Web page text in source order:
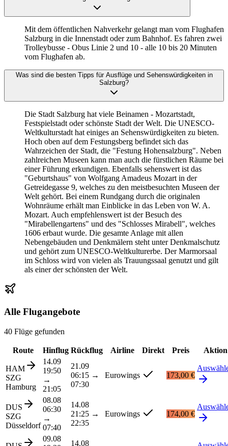
Mit dem öffentlichen Nahverkehr gelangt man vom Flughafen
Salzburg in die Innenstadt oder zum Bahnhof. Es fahren zwei
Trolleybusse - Obus Linie 2 und 10 - alle 10 bis 20 Minuten
vom Flughafen ab.
Was sind die besten Tipps für Ausflüge und Sehenswürdigkeiten in
Salzburg?
Die Stadt Salzburg hat viele Beinamen - Mozartstadt,
Festspielstadt oder schönste Stadt der Welt. Die UNESCO-
Weltkulturstadt hat einiges an Sehenswürdigkeiten zu bieten.
Hoch oben auf dem Festungsberg befindet sich das
Wahrzeichen der Stadt, die "Festung Hohensalzburg". Neben
zahlreichen Museen kann man auch die fürstlichen Räume bei
einer Führung erkundigen. Ebenfalls sehenswert ist das
"Geburtshaus" von Wolfgang Amadeus Mozart in der
Getreidegasse 9, welches zu den meistbesuchten Museen der
Welt gehört. Bei einem Rundgang durch die originalen
Wohnräume erhält man Einblicke in das Leben von W. A.
Mozart. Auch empfehlenswert ist der Besuch des
"Mirabellengartens" und des "Schlosses Mirabell", welches
1606 erbaut wurde. Die gesamte Anlage mit allen
Nebengebäuden und Denkmälern steht unter Denkmalschutz
und gehört zum UNESCO-Weltkulturerbe. Der Marmorsaal
im Schloss wird von vielen als Trauungssaal genutzt und gilt
als einer der schönsten der Welt.
Alle Flugangebote
40 Flüge gefunden
Route Hinflug Rückflug Airline Direkt Preis Aktion
HAM
SZG
Hamburg
14.09
19:50
→
21:05
21.09
06:15 →
07:30
Eurowings 173,00 €
DUS
SZG
Düsseldorf
08.08
06:30
→
07:40
14.08
21:25 →
22:35
Eurowings 174,00 €
09.08
14.08